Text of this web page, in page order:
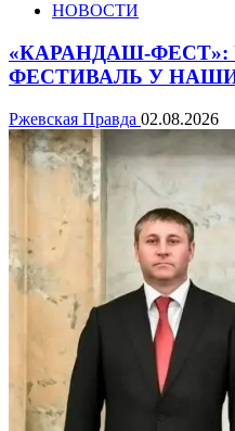
НОВОСТИ
«КАРАНДАШ-
ФЕСТИВАЛЬ У
Ржевская Правда 02.08.2026